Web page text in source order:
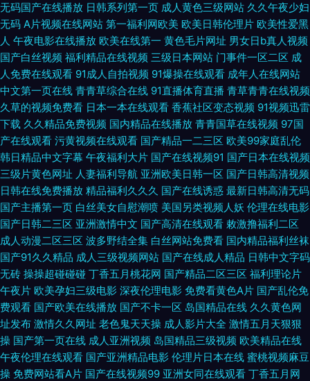
人蜜桃免费网站 99资源人妻y B久久久久久久久久曰 蜜桃视频高清91 91网视
频 综合久色AⅤ日韩精品 久久精国品视频 91极品处女 91的美女视频 老湿机
深夜网址 91香蕉污视频下载 超碰人人网站 久久亚洲天堂 日韩九一 国产成人
精品一区二区 欧美日韩在线最新92 日韩在线一二 国产日韩欧美有码 天天日
日夜夜 无码精品十五区 后入丰满少妇 亚洲人人色 天堂资源中文最新版本 国
产自拍十页 成人久久国际 欧洲不卡视频 日韩欧美精品久久 国产极品免费的
欧美一区二区视频导航 91麻豆花剧场 自拍网51 久久伊人网 91水蜜桃91黄 久
久国产伊人超碰 青青草原在线91 高清视频免费欧韩 人人操人人操人人看 熊
猫视频网站91 九九精品无码观看 91破解版成人看片 97丨九色丨国产丝袜 日
韩高清无码久久日韩 国产精品色窝窝 日日操大香蕉 四虎黄色 国产综合九九
久久 亚洲人人色 熟女综合网 国产在线美女视频 亚洲乱伦色 偷拍精品一二区
无码国产在线播放 日韩系列第一页 成人黄色三级网站 久久午夜少妇
无码 A片视频在线网站 第一福利网欧美 欧美日韩伦理片 欧美性爱黑
人 午夜电影在线播放 欧美在线第一 黄色毛片网址 男女日b真人视频
国产白丝视频 福利精品在线视频 三级日本网站 门事件一区二区 成
人免费在线观看 91成人自拍视频 91爆操在线观看 成年人在线网站
中文第一页在线 青青草综合在线 91直播体育直播 青草青青在线视频
久草的视频免费看 日本一本在线观看 香蕉社区变态视频 91视频迅雷
下载 久久精品免费视频 国内精品在线播放 青青国草在线视频 97国
产在线观看 污黄视频在线观看 国产精品一二三区 欧美99家庭乱伦
韩日精品中文字幕 午夜福利大片 国产在线视频91 国产日本在线视频
三级片黄色网址 人妻福利导航 亚洲欧美日韩一区 国产日韩高清视频
日韩在线免费播放 精品福利久久久 国产在线诱惑 最新日韩高清无码
国产主播第一页 白丝美女自慰潮喷 美国另类视频人妖 伦理在线电影
国产日韩二三区 亚洲激情中文 国产高清在线观看 敕激撸福利二区
成人动漫二区三区 波多野结全集 白丝网站免费看 国内精品福利丝袜
国产91久久精品 成人三级视频网站 国产在线成人精品 日韩中文字码
无砖 操操超碰碰碰 丁香五月桃花网 国产精品二区三区 福利理论片
午夜片 欧美孕妇三级电影 深夜伦理电影 免费看黄色A片 国产乱伦免
费观看 国产欧美在线播放 国产不卡一区 岛国精品在线 久久黄色网
址发布 激情久久网址 老色鬼天天操 成人影片大全 激情五月天狠狠
操 国产第一页在线 成人亚洲视频 岛国精品三级视频 欧美精品在线
午夜伦理在线观看 国产亚洲精品电影 伦理片日本在线 蜜桃视频麻豆
操 免费网站看A片 国产在线视频99 亚洲女同在线观看 丁香五月网